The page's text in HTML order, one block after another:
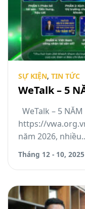
SỰ KIỆN, TIN TỨC
WeTalk – 5
WeTalk – 5
https://
năm 2026,
Tháng 12 - 10, 2025